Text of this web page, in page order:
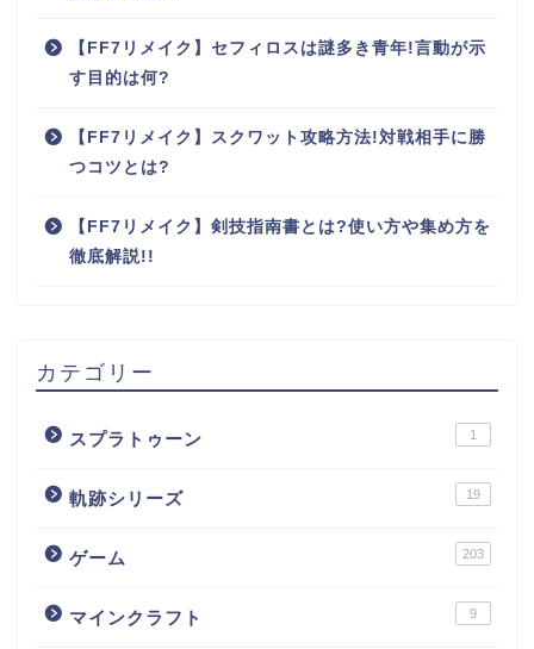
【FF7リメイク】セフィロスは謎多き青年!言動が示
す目的は何?
【FF7リメイク】スクワット攻略方法!対戦相手に勝
つコツとは?
【FF7リメイク】剣技指南書とは?使い方や集め方を
徹底解説!!
カテゴリー
スプラトゥーン 1
軌跡シリーズ 19
ゲーム 203
マインクラフト 9